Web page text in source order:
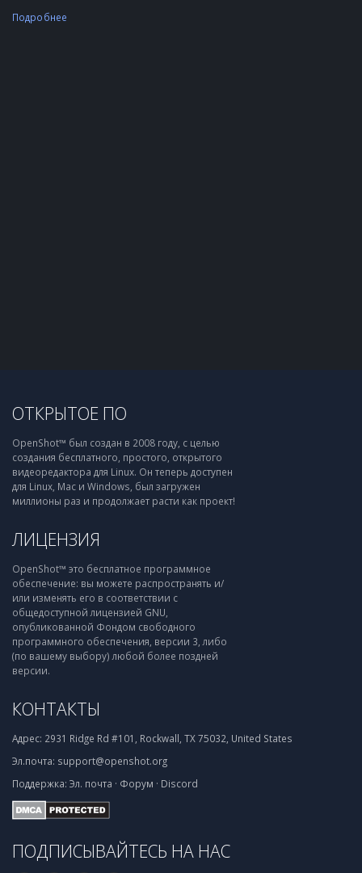
Подробнее
ОТКРЫТОЕ ПО
OpenShot™ был создан в 2008 году, с целью
создания бесплатного, простого, открытого
видеоредактора для Linux. Он теперь доступен
для Linux, Mac и Windows, был загружен
миллионы раз и продолжает расти как проект!
ЛИЦЕНЗИЯ
OpenShot™ это бесплатное программное
обеспечение: вы можете распространять и/
или изменять его в соответствии с
общедоступной лицензией GNU,
опубликованной Фондом свободного
программного обеспечения, версии 3, либо
(по вашему выбору) любой более поздней
версии.
КОНТАКТЫ
Адрес: 2931 Ridge Rd #101, Rockwall, TX 75032, United States
Эл.почта: support@openshot.org
Поддержка: Эл. почта · Форум · Discord
ПОДПИСЫВАЙТЕСЬ НА НАС